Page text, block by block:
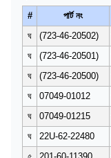
# পার্ট নং
ঘ
(723-46-20502)
ঘ
(723-46-20501)
ঘ
(723-46-20500)
ঘ
07049-01012
ঘ
07049-01215
ঘ
22U-62-22480